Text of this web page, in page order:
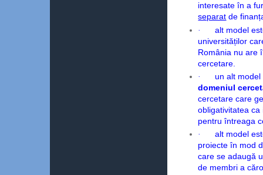
interesate în a
separat de
·
alt model
universităților
România nu are
cercetare.
·
un alt
domeniul
cercetare care
obligativitatea
pentru întreaga
·
alt model
proiecte în mod
care se adaugă
de membri a